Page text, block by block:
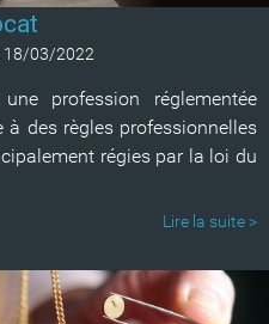
18/03/2022
profession réglementée
des règles professionnelles
régies par la loi du
Lire la suite >